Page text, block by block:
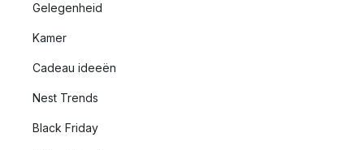
Gelegenheid
Kamer
Cadeau ideeën
Nest Trends
Black Friday